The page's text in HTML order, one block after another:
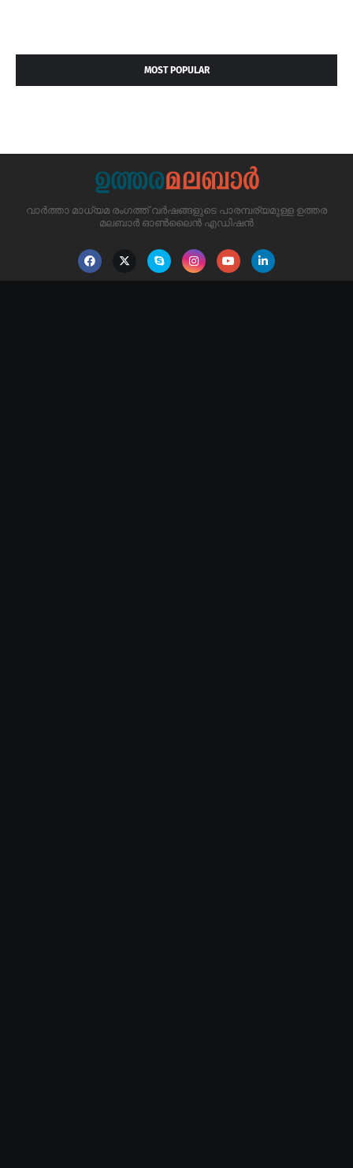
MOST POPULAR
വാർത്താ മാധ്യമ രംഗത്ത് വർഷങ്ങളുടെ പാരമ്പര്യമുള്ള ഉത്തര
മലബാർ ഓൺലൈൻ എഡിഷൻ